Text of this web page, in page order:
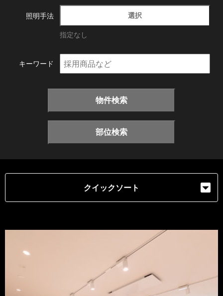
照明手法 選択
指定なし
キーワード
物件検索
部位検索
クイックソート